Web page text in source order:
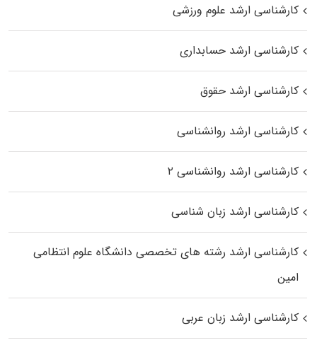
کارشناسی ارشد علوم ورزشی
کارشناسی ارشد حسابداری
کارشناسی ارشد حقوق
کارشناسی ارشد روانشناسی
کارشناسی ارشد روانشناسی ۲
کارشناسی ارشد زبان شناسی
کارشناسی ارشد رﺷﺘﻪ ﻫﺎی تخصصی داﻧﺸﮕﺎه ﻋﻠﻮم انتظامی
اﻣﻴﻦ
کارشناسی ارشد زبان عربی